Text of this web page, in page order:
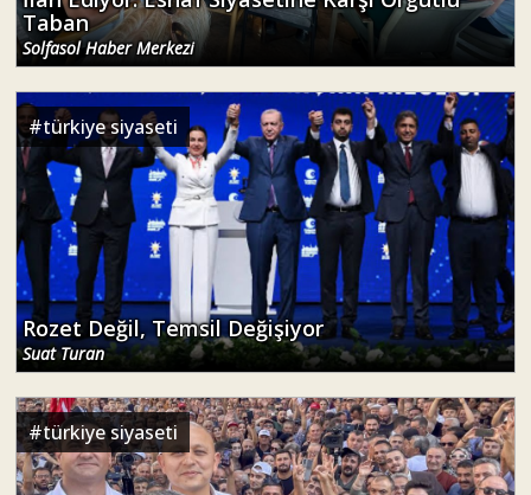
#türkiye siyaseti
Rozet Değil, Temsil Değişiyor
Suat Turan
#türkiye siyaseti